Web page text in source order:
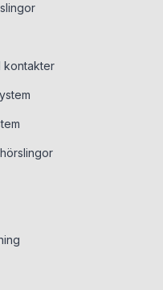
kontakter